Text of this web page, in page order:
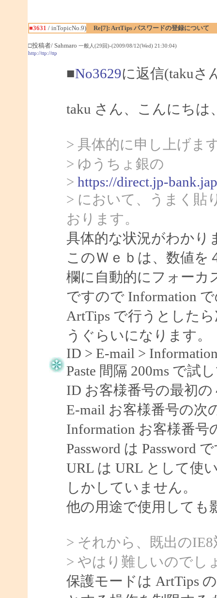
■3631 / inTopicNo.9) Re[7]: ArtTips パスワードの登録について
□投稿者/ Sahmaro 一般人(29回)-(2009/08/12(Wed) 21:30:04)
http://ttp://ttp
■No3629に返信(takuさ
taku さん、こんにちは
> 具体的に申し上げま
> ゆうちょ銀の
> https://direct.jp-
> において、うまく貼
おります。
具体的な状況がわかり
このＷｅｂは、数値を
欄に自動的にフォーカ
ですので Information
ArtTips で行うとした
うぐらいになります。
ID > E-mail >
Paste 間隔 200ms で試
ID お客様番号の最初の
E-mail お客様番号の次
Information お客様番号
Password は Password
URL は URL として使
しかしていません。
他の用途で使用しても
> それから、既出の
> やはり難しいのでし
保護モードは ArtTips